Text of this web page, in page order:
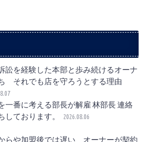
訟を経験した本部と歩み続けるオーナ
それでも店を守ろうとする理由
一番に考える部長が解雇 林部長 連絡
しております。
2026.08.06
らや加盟後では遅い オーナーが契約